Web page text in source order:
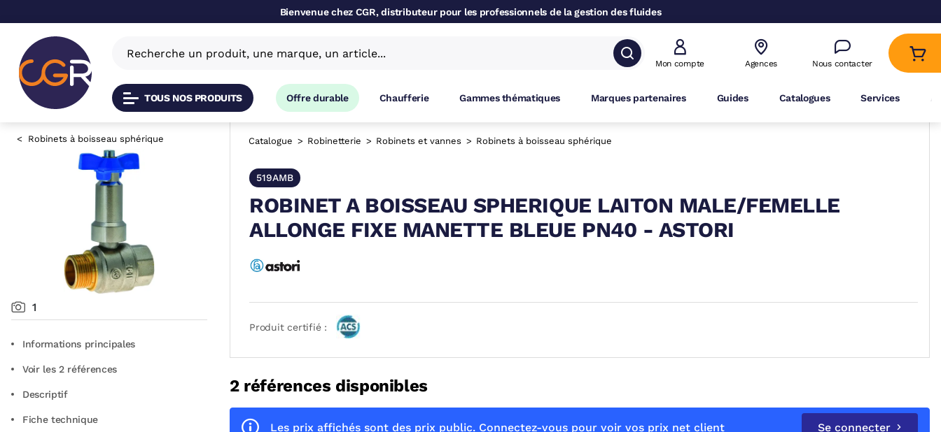
Bienvenue chez CGR, distributeur pour les professionnels de la gestion des fluides
Mon compte Agences Nous contacter
TOUS NOS PRODUITS Offre durable Chaufferie Gammes thématiques Marques partenaires Guides Catalogues Services
Robinets à boisseau sphérique
1
Informations principales
Voir les 2 références
Descriptif
Fiche technique
Catalogue Robinetterie Robinets et vannes Robinets à boisseau sphérique
519AMB
ROBINET A BOISSEAU SPHERIQUE LAITON MALE/FEMELLE
ALLONGE FIXE MANETTE BLEUE PN40 - ASTORI
Produit certifié :
2 références disponibles
Les prix affichés sont des prix public. Connectez-vous pour voir vos prix net client Se connecter